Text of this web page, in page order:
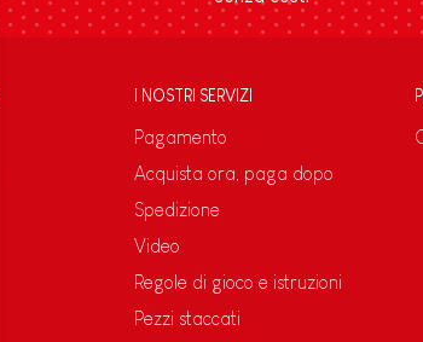
I NOSTRI SERVIZI
Pagamento
Acquista ora, paga dopo
Spedizione
Video
Regole di gioco e istruzioni
Pezzi staccati